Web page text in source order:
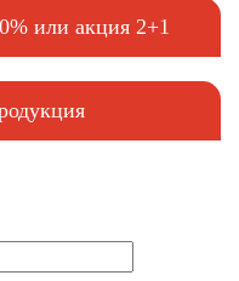
или акция 2+1